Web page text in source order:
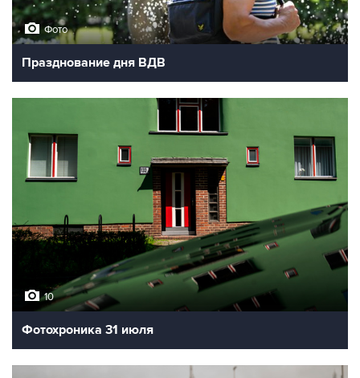
Фото
Празднование дня ВДВ
10
Фотохроника 31 июля